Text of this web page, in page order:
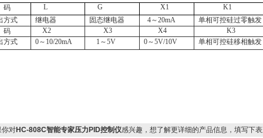
码 L G X1
K1
方式
继电器 固态继电器 4～20mA
单相可控硅过零触发
码 X2 X3 X4
K3
方式
0～10/20mA 1～5V 0～5V/10V 单相可控硅移相触发
对HC-808C智能专家压力PID控制仪感兴趣，想了解更详细的产品信息，填写下